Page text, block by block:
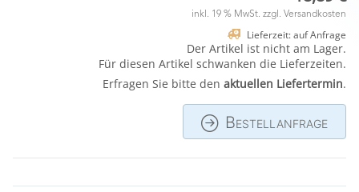
inkl. 19 % MwSt. zzgl. Versandkosten
Lieferzeit: auf Anfrage
Der Artikel ist nicht am Lager.
Für diesen Artikel schwanken die Lieferzeiten.
Erfragen Sie bitte den aktuellen Liefertermin.
Bestellanfrage